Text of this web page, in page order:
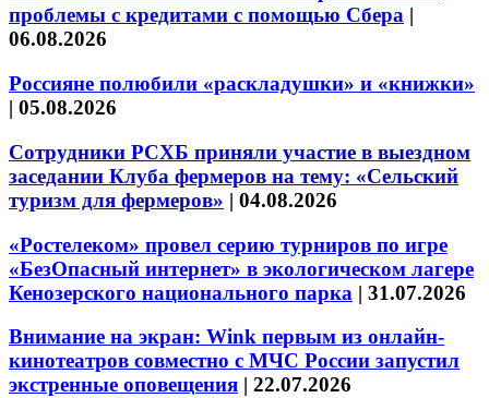
проблемы с кредитами с помощью Сбера |
06.08.2026
Россияне полюбили «раскладушки» и «книжки»
| 05.08.2026
Сотрудники РСХБ приняли участие в выездном
заседании Клуба фермеров на тему: «Сельский
туризм для фермеров» | 04.08.2026
«Ростелеком» провел серию турниров по игре
«БезОпасный интернет» в экологическом лагере
Кенозерского национального парка | 31.07.2026
Внимание на экран: Wink первым из онлайн-
кинотеатров совместно с МЧС России запустил
экстренные оповещения | 22.07.2026